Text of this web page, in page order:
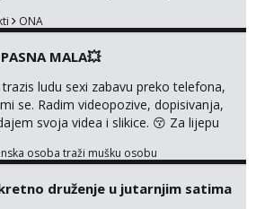
ONA
MALA💥
ludu sexi zabavu preko telefona,
se. Radim videopozive, dopisivanja,
svoja videa i slikice. 😚 Za lijepu
ili Telegram. +385 91 723 0045
osoba traži mušku osobu
druženje u jutarnjim satima